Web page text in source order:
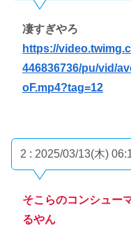
凄すぎやろ
https://
446836736/pu/vid/
oF.mp4?tag=12
2 : 2025/03/13(木)
そこらのコンシュー
るやん